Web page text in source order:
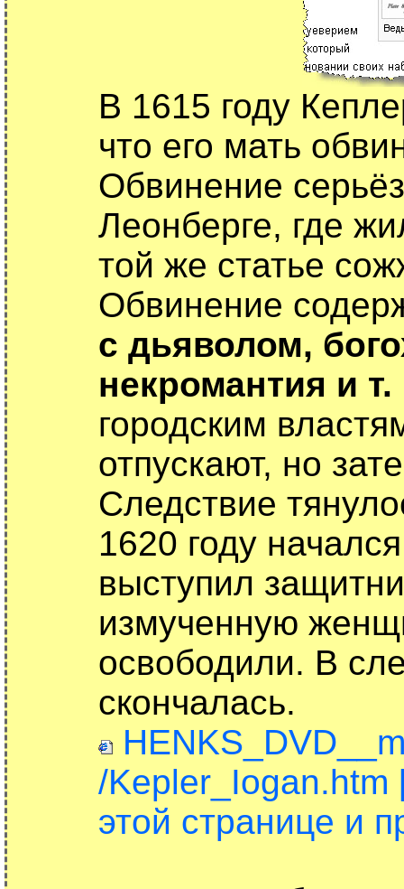
В 1615 году
что его мать
Обвинение
Леонберге, где
той же статье
Обвинение
с дьяволом,
некромантия и т.
городским
отпускают, но
Следствие
1620 году
выступил
измученную
освободили. В
скончалась.
/
этой странице и